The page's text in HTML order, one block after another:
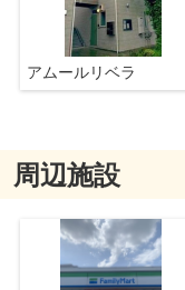
アムールリベラ
周辺施設